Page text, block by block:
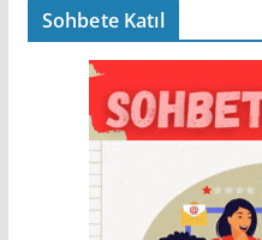
Sohbete Katıl